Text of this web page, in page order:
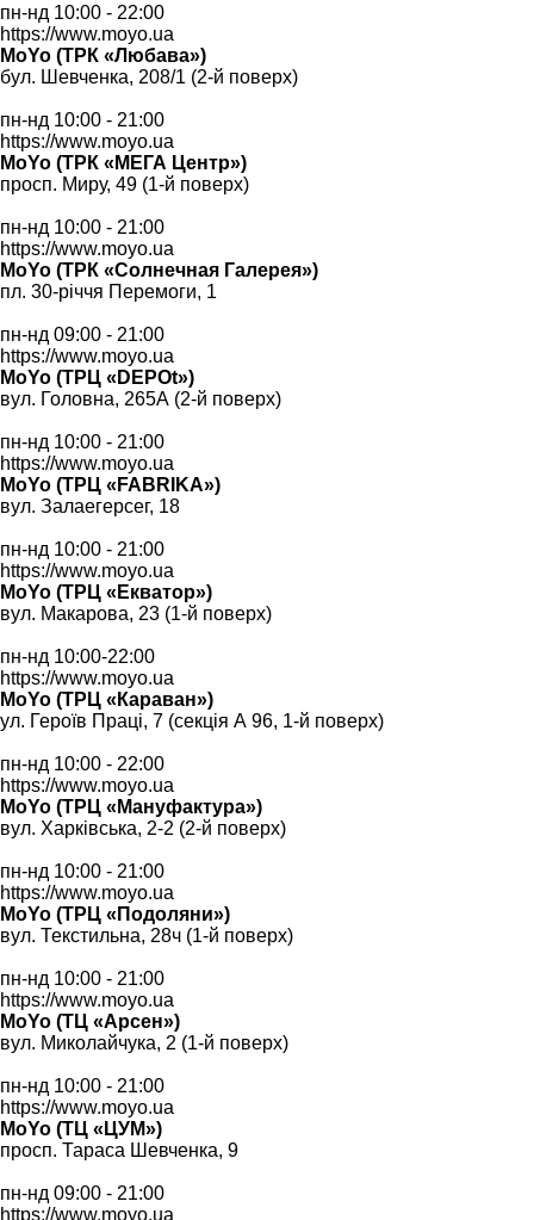
пн-нд 10:00 - 22:00
https://www.moyo.ua
MoYo (ТРК «Любава»)
бул. Шевченка, 208/1 (2-й поверх)
пн-нд 10:00 - 21:00
https://www.moyo.ua
MoYo (ТРК «МЕГА Центр»)
просп. Миру, 49 (1-й поверх)
пн-нд 10:00 - 21:00
https://www.moyo.ua
MoYo (ТРК «Солнечная Галерея»)
пл. 30-річчя Перемоги, 1
пн-нд 09:00 - 21:00
https://www.moyo.ua
MoYo (ТРЦ «DEPOt»)
вул. Головна, 265А (2-й поверх)
пн-нд 10:00 - 21:00
https://www.moyo.ua
MoYo (ТРЦ «FABRIKA»)
вул. Залаегерсег, 18
пн-нд 10:00 - 21:00
https://www.moyo.ua
MoYo (ТРЦ «Екватор»)
вул. Макарова, 23 (1-й поверх)
пн-нд 10:00-22:00
https://www.moyo.ua
MoYo (ТРЦ «Караван»)
ул. Героїв Праці, 7 (секція А 96, 1-й поверх)
пн-нд 10:00 - 22:00
https://www.moyo.ua
MoYo (ТРЦ «Мануфактура»)
вул. Харківська, 2-2 (2-й поверх)
пн-нд 10:00 - 21:00
https://www.moyo.ua
MoYo (ТРЦ «Подоляни»)
вул. Текстильна, 28ч (1-й поверх)
пн-нд 10:00 - 21:00
https://www.moyo.ua
MoYo (ТЦ «Арсен»)
вул. Миколайчука, 2 (1-й поверх)
пн-нд 10:00 - 21:00
https://www.moyo.ua
MoYo (ТЦ «ЦУМ»)
просп. Тараса Шевченка, 9
пн-нд 09:00 - 21:00
https://www.moyo.ua